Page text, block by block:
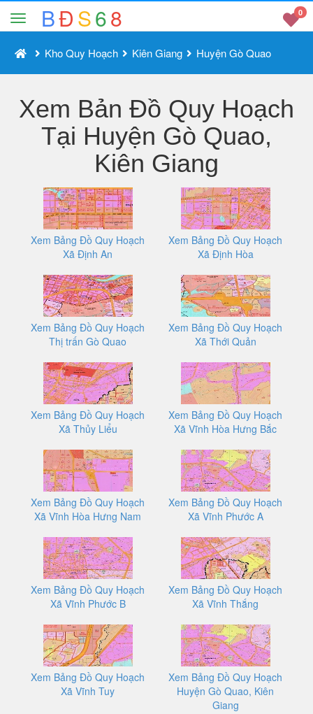
BĐS68 0
Kho Quy Hoạch Kiên Giang Huyện Gò Quao
Xem Bản Đồ Quy Hoạch
Tại Huyện Gò Quao,
Kiên Giang
Xem Bảng Đồ Quy Hoạch
Xã Định An
Xem Bảng Đồ Quy Hoạch
Xã Định Hòa
Xem Bảng Đồ Quy Hoạch
Thị trấn Gò Quao
Xem Bảng Đồ Quy Hoạch
Xã Thới Quản
Xem Bảng Đồ Quy Hoạch
Xã Thủy Liểu
Xem Bảng Đồ Quy Hoạch
Xã Vĩnh Hòa Hưng Bắc
Xem Bảng Đồ Quy Hoạch
Xã Vĩnh Hòa Hưng Nam
Xem Bảng Đồ Quy Hoạch
Xã Vĩnh Phước A
Xem Bảng Đồ Quy Hoạch
Xã Vĩnh Phước B
Xem Bảng Đồ Quy Hoạch
Xã Vĩnh Thắng
Xem Bảng Đồ Quy Hoạch
Xã Vĩnh Tuy
Xem Bảng Đồ Quy Hoạch
Huyện Gò Quao, Kiên
Giang